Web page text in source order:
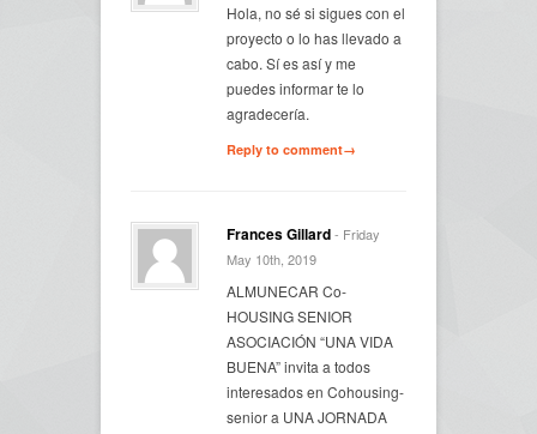
Hola, no sé si sigues con el
proyecto o lo has llevado a
cabo. Sí es así y me
puedes informar te lo
agradecería.
Reply to comment→
Frances Gillard- Friday
May 10th, 2019
ALMUNECAR Co-
HOUSING SENIOR
ASOCIACIÓN “UNA VIDA
BUENA” invita a todos
interesados en Cohousing-
senior a UNA JORNADA